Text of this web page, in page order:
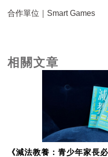
合作單位｜Smart Games
相關文章
《減法教養：青少年家長